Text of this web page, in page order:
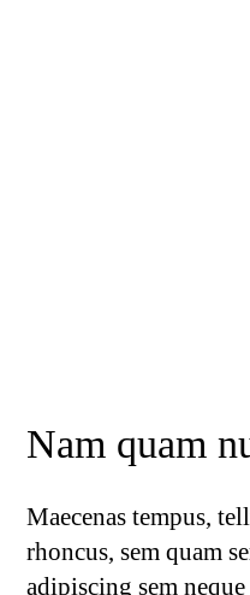
Nam quam
Maecenas tempus,
rhoncus, sem quam
adipiscing sem